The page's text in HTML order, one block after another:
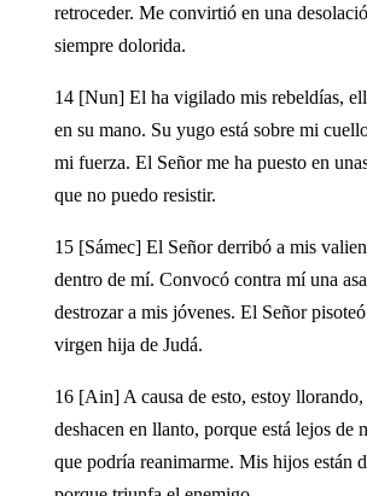
retroceder. Me convirtió en una
siempre dolorida.
14 [Nun] El ha vigilado mis rebeldías,
en su mano. Su yugo está sobre mi
mi fuerza. El Señor me ha puesto en
que no puedo resistir.
15 [Sámec] El Señor derribó a mis
dentro de mí. Convocó contra mí una
destrozar a mis jóvenes. El Señor
virgen hija de Judá.
16 [Ain] A causa de esto, estoy llorando,
deshacen en llanto, porque está lejos de
que podría reanimarme. Mis hijos están